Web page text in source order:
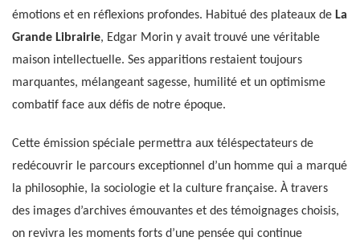
émotions et en réflexions profondes. Habitué des plateaux de La
Grande Librairie, Edgar Morin y avait trouvé une véritable
maison intellectuelle. Ses apparitions restaient toujours
marquantes, mélangeant sagesse, humilité et un optimisme
combatif face aux défis de notre époque.
Cette émission spéciale permettra aux téléspectateurs de
redécouvrir le parcours exceptionnel d’un homme qui a marqué
la philosophie, la sociologie et la culture française. À travers
des images d’archives émouvantes et des témoignages choisis,
on revivra les moments forts d’une pensée qui continue